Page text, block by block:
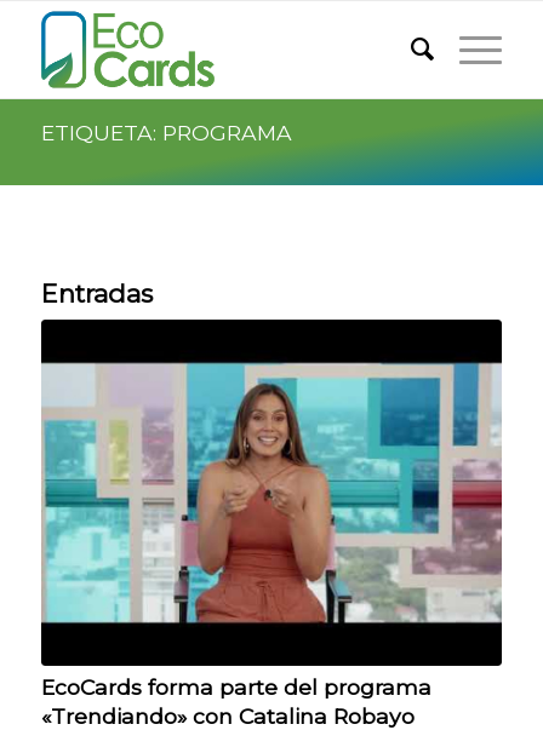
ETIQUETA: PROGRAMA
Entradas
EcoCards forma parte del programa
«Trendiando» con Catalina Robayo